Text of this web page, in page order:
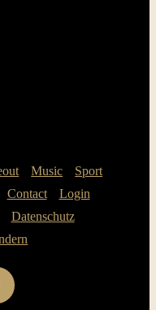
Music
Sport
Contact
Login
Datenschutz